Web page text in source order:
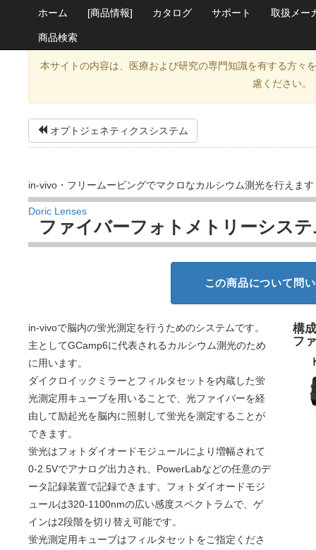
ホーム [商品情報] カタログ サポート 取扱メー
商品検索
本サイトの内容は、医療および研究の専門知識を有する方々
慮ください。
オプトジェネティクスシステム
in-vivo・フリームービングでマクロなカルシウム測光を行えます
Doric Lenses
ファイバーフォトメトリーシス
この商品について問
in-vivoで脳内の蛍光測定を行うためのシステムです。
主としてGCamp6に代表されるカルシウム測光のため
に用います。
ダイクロイックミラーとフィルタセットを内蔵した蛍
光測定用キューブを用いることで、光ファイバーを経
由して励起光を脳内に照射して蛍光を測定することが
できます。
蛍光はフォトダイオードモジュールにより増幅されて
0-2.5Vでアナログ出力され、PowerLabなどの任意のデ
ータ記録装置で記録できます。フォトダイオードモジ
ュールは320-1100nmの広い感度スペクトラムで、ゲ
インは2段階を切り替え可能です。
蛍光測定用キューブはフィルタセットをご指定くださ
構
フ